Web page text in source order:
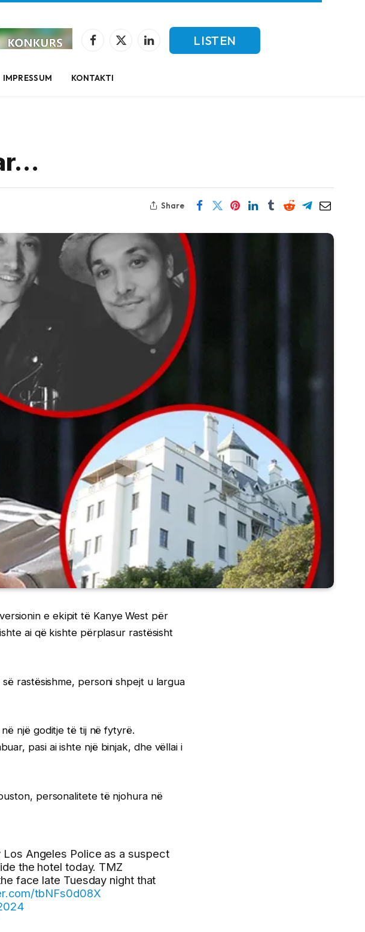
Facebook
X
LinkedIn
LISTEN
IMPRESSUM KONTAKTI
Share
e ekipit të Kanye West për
ai që kishte përplasur rastësisht
rastësishme, personi shpejt u largua
një goditje të tij në fytyrë.
pasi ai ishte një binjak, dhe vëllai i
personalitete të njohura në
Los Angeles Police as a suspect
the hotel today. TMZ
face late Tuesday night that
tbNFs0d08X